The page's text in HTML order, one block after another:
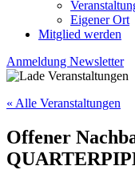
Eigener Ort
Mitglied werden
Anmeldung Newsletter
« Alle Veranstaltungen
Offener